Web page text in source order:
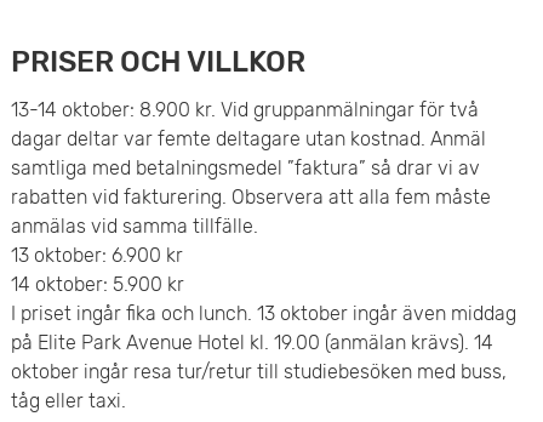
PRISER OCH VILLKOR
13-14 oktober: 8.900 kr. Vid gruppanmälningar för två
dagar deltar var femte deltagare utan kostnad. Anmäl
samtliga med betalningsmedel ”faktura” så drar vi av
rabatten vid fakturering. Observera att alla fem måste
anmälas vid samma tillfälle.
13 oktober: 6.900 kr
14 oktober: 5.900 kr
I priset ingår fika och lunch. 13 oktober ingår även middag
på Elite Park Avenue Hotel kl. 19.00 (anmälan krävs). 14
oktober ingår resa tur/retur till studiebesöken med buss,
tåg eller taxi.